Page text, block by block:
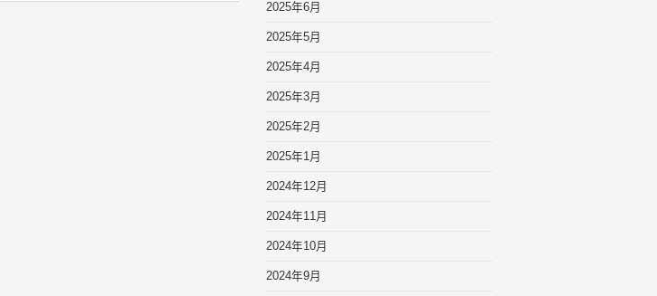
2025年6月
2025年5月
2025年4月
2025年3月
2025年2月
2025年1月
2024年12月
2024年11月
2024年10月
2024年9月